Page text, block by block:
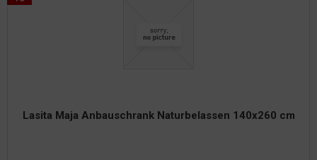
Lasita Maja Anbauschrank Naturbelassen 140x260 cm